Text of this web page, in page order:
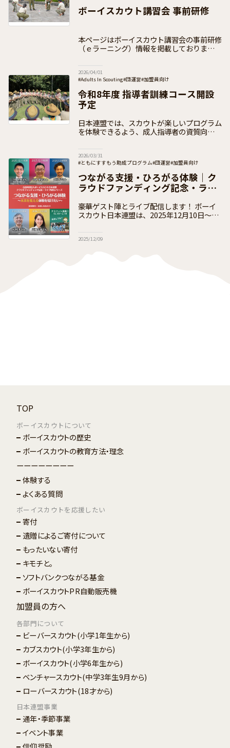
ボーイスカウト講習会 事前研修
本ページはボーイスカウト講習会の事前研修
（ｅラーニング）情報を掲載しております
ーイスカウトの概要とスカウト教育の原理
2026/04/01
#Adults In Scouting#団運営#加盟員向け
令和8年度 指導者訓練コース開設
予定
日本連盟では、スカウトが楽しいプログラム
を体験できるよう、成人指導者の資質向上の
成するための訓練要員向けの3つで、それ
2026/03/31
#ともにすすもう助成プログラム#団運営#加盟員向け
つながる支援・ひろがる体験｜ク
ラウドファンディング記念・ライ
豪華ゲスト陣とライブ配信します！ ボーイ
スカウト日本連盟は、2025年12月10日〜
活動する専門家をお招きし
2025/12/09
TOP
ボーイスカウトについて
ボーイスカウトの歴史
ボーイスカウトの教育方法・理念
ーーーーーーーー
体験する
よくある質問
ボーイスカウトを応援したい
寄付
遺贈によるご寄付について
もったいない寄付
キモチと。
ソフトバンクつながる基金
ボーイスカウトPR自動販売機
加盟員の方へ
各部門について
ビーバースカウト(小学1年生から)
カブスカウト(小学3年生から)
ボーイスカウト(小学6年生から)
ベンチャースカウト(中学3年生9月から)
ローバースカウト(18才から)
日本連盟事業
通年・季節事業
イベント事業